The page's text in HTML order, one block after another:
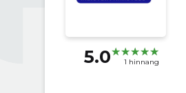
5.0 1 hinnang